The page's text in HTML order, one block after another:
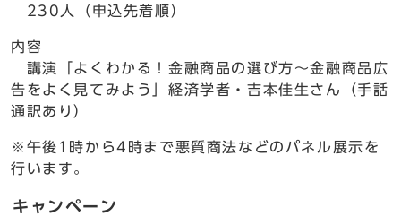
230人（申込先着順）
内容
講演「よくわかる！金融商品の選び方～金融商品広
告をよく見てみよう」経済学者・吉本佳生さん（手話
通訳あり）
※午後1時から4時まで悪質商法などのパネル展示を
行います。
キャンペーン